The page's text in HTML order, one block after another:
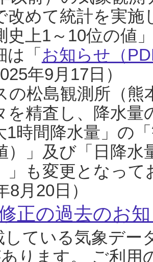
改めて統計を実
史上1～10位の値
「 お知らせ（
年9月17日）
の松島観測所（熊
を精査し、降水
1時間降水量」の
）」及び「日降
」も変更となっ
8月20日）
正の過去のお
ている気象デー
ります。 ご利用